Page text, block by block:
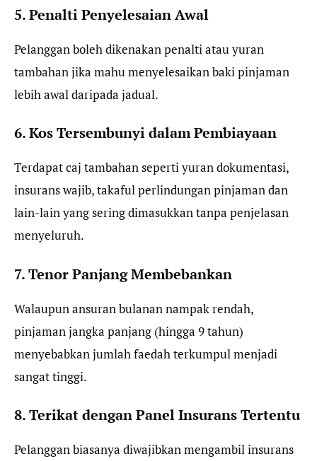
5. Penalti Penyelesaian Awal
Pelanggan boleh dikenakan penalti atau yuran
tambahan jika mahu menyelesaikan baki pinjaman
lebih awal daripada jadual.
6. Kos Tersembunyi dalam Pembiayaan
Terdapat caj tambahan seperti yuran dokumentasi,
insurans wajib, takaful perlindungan pinjaman dan
lain-lain yang sering dimasukkan tanpa penjelasan
menyeluruh.
7. Tenor Panjang Membebankan
Walaupun ansuran bulanan nampak rendah,
pinjaman jangka panjang (hingga 9 tahun)
menyebabkan jumlah faedah terkumpul menjadi
sangat tinggi.
8. Terikat dengan Panel Insurans Tertentu
Pelanggan biasanya diwajibkan mengambil insurans